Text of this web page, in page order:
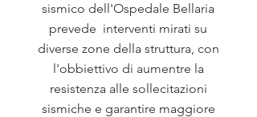
sismico dell'Ospedale Bellaria
prevede interventi mirati su
diverse zone della struttura, con
l'obbiettivo di aumentre la
resistenza alle sollecitazioni
sismiche e garantire maggiore